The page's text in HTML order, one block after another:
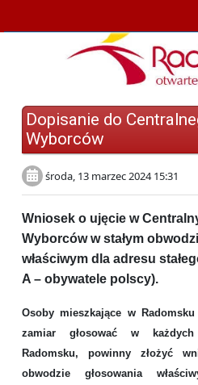
Dopisanie do
Wyborców
środa, 13 marzec 2024 15:31
Wniosek o ujęcie w
Wyborców w stałym
właściwym dla adresu
A – obywatele polscy).
Osoby mieszkające w
zamiar głosować w każdych
Radomsku, powinny złożyć
obwodzie głosowania